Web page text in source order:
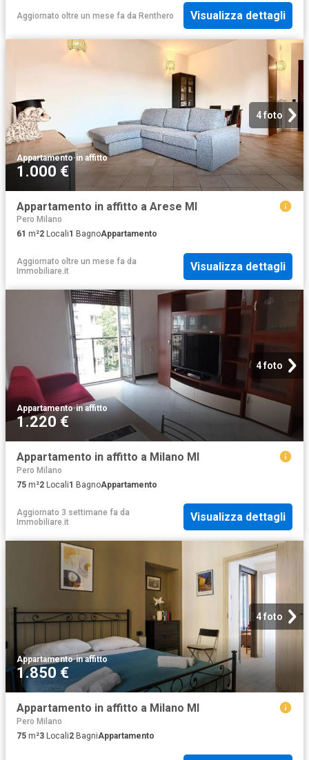
Aggiornato oltre un mese fa da Renthero Visualizza dettagli
4 foto
Appartamento·in affitto
1.000 €
Appartamento in affitto a Arese MI
Pero Milano
61 m²2 Locali1 BagnoAppartamento
Aggiornato oltre un mese fa da
Immobiliare.it
Visualizza dettagli
4 foto
Appartamento·in affitto
1.220 €
Appartamento in affitto a Milano MI
Pero Milano
75 m²2 Locali1 BagnoAppartamento
Aggiornato 3 settimane fa da
Immobiliare.it
Visualizza dettagli
4 foto
Appartamento·in affitto
1.850 €
Appartamento in affitto a Milano MI
Pero Milano
75 m²3 Locali2 BagniAppartamento